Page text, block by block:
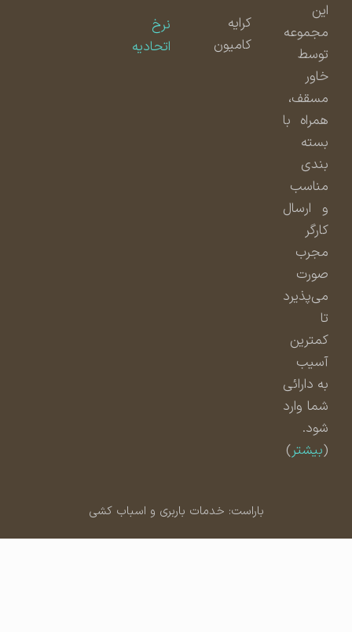
مجموعه
توسط
مسقف،
همراه با
بسته
بندی
مناسب
و ارسال
مجرب
صورت
می‌پذیرد
کمترین
آسیب
به دارائی
شما وارد
شود.
بیشتر)
کامیون
اتحادیه
باراست: خدمات باربری و اسباب کشی